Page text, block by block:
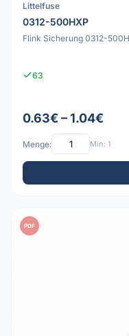
Littelfuse
0312-500HXP
Flink Sicherung 0312-
63
0.63€ – 1.04€
Menge: Min: 1
PDF